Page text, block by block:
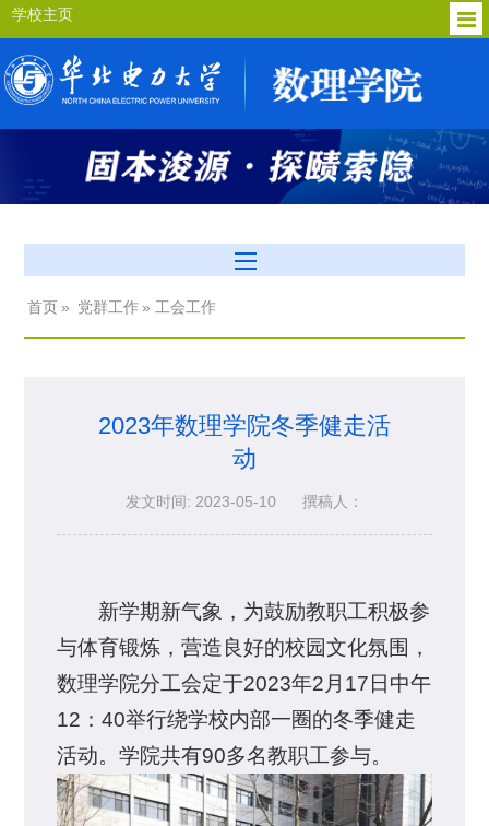
学校主页
首页 » 党群工作 » 工会工作
2023年数理学院冬季健走活
动
发文时间: 2023-05-10 撰稿人：
新学期新气象，为鼓励教职工积极参
与体育锻炼，营造良好的校园文化氛围，
数理学院分工会定于2023年2月17日中午
12：40举行绕学校内部一圈的冬季健走
活动。学院共有90多名教职工参与。